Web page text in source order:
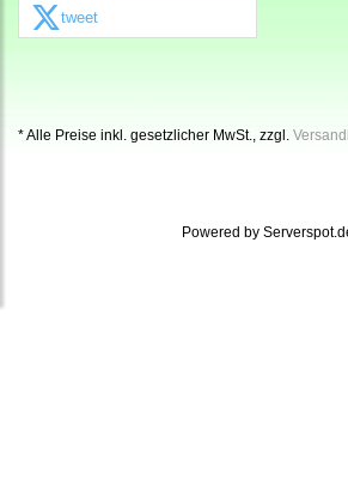
tweet
* Alle Preise inkl. gesetzlicher MwSt., zzgl.
Powered by